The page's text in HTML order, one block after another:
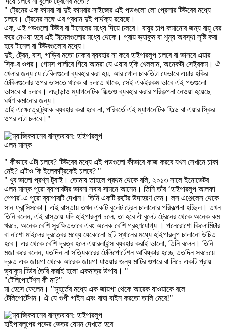
" ট্রেনের এক কামরা বা দুই কামরার সাইজের এই পডগুলো লো প্রেসার টিউবের মধ্যে
চলবে। ট্রেনের সঙ্গে এর প্রধান দুই পার্থক্য রয়েছে।
এক, এই পডগুলো টিউব বা টানেলের মধ্যে দিয়ে চলবে। বায়ুর চাপ কমানোর জন্য বায়ু বের
করে নেওয়া হবে এই টানেলগুলোর মধ্যে থেকে। প্রায় ভ্যাকুম বা শূন্য অবস্থা সৃষ্টি করা
হবে টানেল বা টিউবগুলোর মধ্যে।
দুই, ট্রেন, বাস, গাড়ির মতো চাকার ব্যবহার না করে হাইপারলুপ চলবে বা ভাসবে এয়ার
স্কি-র ওপর। গেমস পার্লারে গিয়ে আমরা যে এয়ার হকি খেললাম, অনেকটা সেইরকম। ঐ
খেলার জন্য যে টেবিলগুলো ব্যবহার করা হয়, আর গোল চাকতিটা যেভাবে এয়ার হকির
টেবিলগুলোর ওপর ভাসতে থাকে বা চলতে থাকে, সেই একইরকম ভাবে এই পডগুলো
ভাসবে বা চলবে। এছাড়াও ম্যাগনেটিক ফিল্ডও ব্যবহার করার পরিকল্পনা নেওয়া হয়েছে
ঘর্ষণ কমানোর জন্য।
তাই এক্ষেত্রে ট্র্যাক ব্যবহার করা হবে না, পরিবর্তে এই ম্যাগনেটিক ফিল্ড বা এয়ার স্কির
ওপর এটা চলবে।"
এলন মাস্ক
" কীভাবে এটা চলবে? টিউবের মধ্যে এই পডগুলো কীভাবে কাজ করবে যখন সেখানে চাকা
নেই? এটাও কি ইলেকট্রিকেই চলবে? "
" খুব ভালো প্রশ্ন টুবাই। তোমায় তাহলে প্রথম থেকে বলি, ২০১৩ সালে ইনোভেটর
এলন মাস্ক পুরো ব্যাপারটার ভাবনা সবার সামনে আনেন। তিনি তাঁর ‘হাইপারলুপ আলফা
পেপার'-এ পুরো ব্যাপারটি দেখান। তিনি একটি রুটের উদাহরণ দেন। লস এঞ্জেলেস থেকে
সান ফ্রান্সিসকো। এই রাস্তায় তখন একটি বুলেট ট্রেন চালানোর পরিকল্পনা হচ্ছিল। তখন
তিনি বলেন, এই রাস্তায় যদি হাইপারলুপ চলে, তা হবে ঐ বুলেট ট্রেনের থেকে অনেক কম
খরচে, অনেক বেশি সুরক্ষিতভাবে এবং অনেক বেশি গ্রহণযোগ্য । পনেরোশো কিলোমিটার
বা ন'শো মাইলের দূরত্বের মধ্যে যেকোনো দুটি স্থানের মধ্যে হাইপারলুপ চালানো উচিত
হবে। এর থেকে বেশি দূরত্ব হলে এয়ারলাইন্স ব্যবহার করাই ভালো, তিনি বলেন। তিনি
মজা করে বলেন, যতদিন না সত্যিকারের টেলিপোর্টেশন আবিষ্কার হচ্ছে ততদিন সবচেয়ে
দ্রুত এক জায়গা থেকে আরেক জায়গা যাওয়ার জন্য মাটির ওপরে বা নিচে একটি প্রায়
ভ্যাকুম টিউব তৈরি করাই হলো একমাত্র উপায়। "
"টেলিপোর্টেশন কী মা?"
মা হেসে ফেলেন। "মুহূর্তের মধ্যে এক জায়গা থেকে আরেক যাওয়াকে বলে
টেলিপোর্টেশন। ঐ যে গুপী গাইন এবং বাঘা বাইন করতো তালি মেরে!"
হাইপারলুপের পডের ভেতর যেমন দেখতে হবে